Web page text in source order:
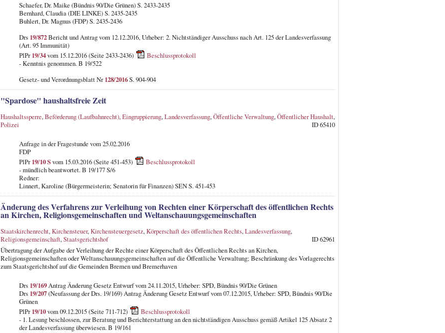
Schaefer, Dr. Maike (Bündnis 90/Die Grünen) S. 2433-2435
Bernhard, Claudia (DIE LINKE) S. 2435-2435
Buhlert, Dr. Magnus (FDP) S. 2435-2436
Drs 19/872Bericht und Antrag vom 12.12.2016, Urheber: 2. Nichtständiger Ausschuss nach Art. 125 der Landesverfassung
(Art. 95 Immunität)
PlPr19/34vom 15.12.2016 (Seite 2433-2436)
Beschlussprotokoll
- Kenntnis genommen. B 19/522
Gesetz- und Verordnungsblatt Nr128/2016S. 904-904
"Spardose" haushaltsfreie Zeit
Haushaltssperre,Beförderung (Laufbahnrecht),Eingruppierung,Landesverfassung,Öffentliche Verwaltung,Öffentlicher Haushalt,
Polizei
ID 65410
Anfrage in der Fragestunde vom 25.02.2016
FDP
PlPr19/10 Svom 15.03.2016 (Seite 451-453)
Beschlussprotokoll
- mündlich beantwortet. B 19/177 S/6
Redner:
Linnert, Karoline (Bürgermeisterin; Senatorin für Finanzen) SEN S. 451-453
Änderung des Verfahrens zur Verleihung von Rechten einer Körperschaft des öffentlichen Rechts
an Kirchen, Religionsgemeinschaften und Weltanschauungsgemeinschaften
Staatskirchenrecht,Kirchensteuer,Kirchensteuergesetz,Körperschaft des öffentlichen Rechts,Landesverfassung,
Religionsgemeinschaft,Staatsgerichtshof
ID 62961
Übertragung der Aufgabe der Verleihung der Rechte einer Körperschaft des Öffentlichen Rechts an Kirchen,
Religionsgemeinschaften oder Weltanschauungsgemeinschaften auf die Öffentliche Verwaltung; Beschränkung des Vorlagerechts
zum Staatsgerichtshof auf die Gemeinden Bremen und Bremerhaven
Drs 19/169Antrag Änderung Gesetz Entwurf vom 24.11.2015, Urheber: SPD, Bündnis 90/Die Grünen
Drs 19/207(Neufassung der Drs. 19/169) Antrag Änderung Gesetz Entwurf vom 07.12.2015, Urheber: SPD, Bündnis 90/Die
Grünen
PlPr19/10vom 09.12.2015 (Seite 711-712)
Beschlussprotokoll
- 1. Lesung beschlossen, zur Beratung und Berichterstattung an den nichtständigen Ausschuss gemäß Artikel 125 Absatz 2
der Landesverfassung überwiesen. B 19/161